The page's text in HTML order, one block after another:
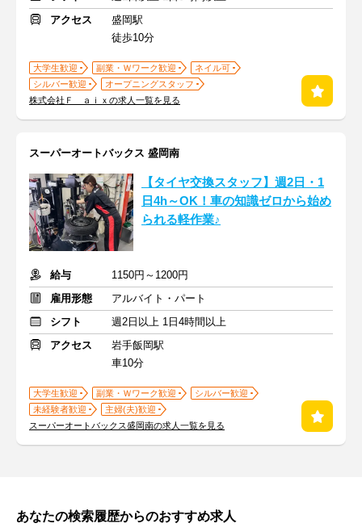
アクセス
盛岡駅
徒歩10分
大学生歓迎 副業・Ｗワーク歓迎
ネイル可
シルバー歓迎
オープニングスタッフ
株式会社Ｆ ａｉｘの求人一覧を見る
スーパーオートバックス 盛岡南
【タイヤ交換スタッフ】週2日・1
日4h～OK！車の知識ゼロから始め
られる軽作業♪
給与
1150円～1200円
雇用形態
アルバイト・パート
シフト
週2日以上 1日4時間以上
アクセス
岩手飯岡駅
車10分
大学生歓迎 副業・Ｗワーク歓迎
シルバー歓迎
未経験者歓迎
主婦(夫)歓迎
スーパーオートバックス盛岡南の求人一覧を見る
あなたの検索履歴からのおすすめ求人